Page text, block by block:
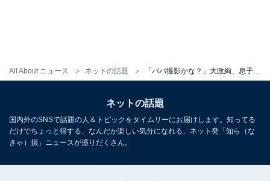
All About ニュース ネットの話題
ネットの話題
国内外のSNSで話題の人＆トピックをタイムリーにお届けします。知ってる
だけでちょっと得する、なんだか楽しい気分になれる、ネット発「知ら（な
きゃ）損」ニュースが盛りだくさん。